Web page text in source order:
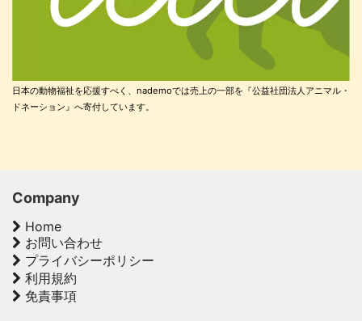
日本の動物福祉を応援すべく、nademoでは売上の一部を『公益社団法人アニマル・
ドネーション』へ寄付しています。
Company
Home
お問い合わせ
プライバシーポリシー
利用規約
免責事項